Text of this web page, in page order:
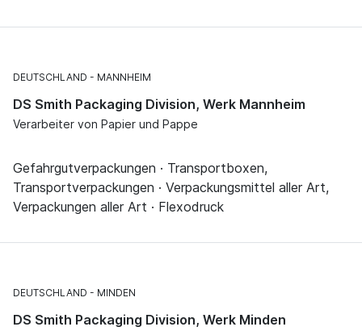
DEUTSCHLAND MANNHEIM
DS Smith Packaging Division, Werk Mannheim
Verarbeiter von Papier und Pappe
Gefahrgutverpackungen · Transportboxen,
Transportverpackungen · Verpackungsmittel aller Art,
Verpackungen aller Art · Flexodruck
DEUTSCHLAND MINDEN
DS Smith Packaging Division, Werk Minden